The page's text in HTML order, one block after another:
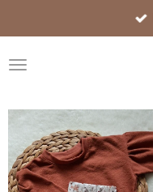
direct
naar
hoofdinhoud